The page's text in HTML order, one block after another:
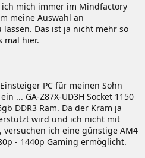
ich mich immer im Mindfactory
meine Auswahl an
Das ist ja nicht mehr so
mal hier.
PC für meinen Sohn
... GA-Z87X-UD3H Socket 1150
DDR3 Ram. Da der Kram ja
wird und ich nicht mit
ich eine günstige AM4
- 1440p Gaming ermöglicht.